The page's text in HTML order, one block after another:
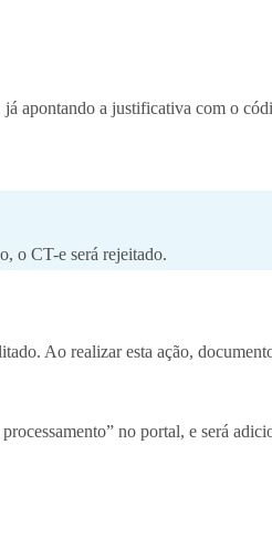
apontando a justificativa com o
o CT-e será rejeitado.
Ao realizar esta ação,
no portal, e será